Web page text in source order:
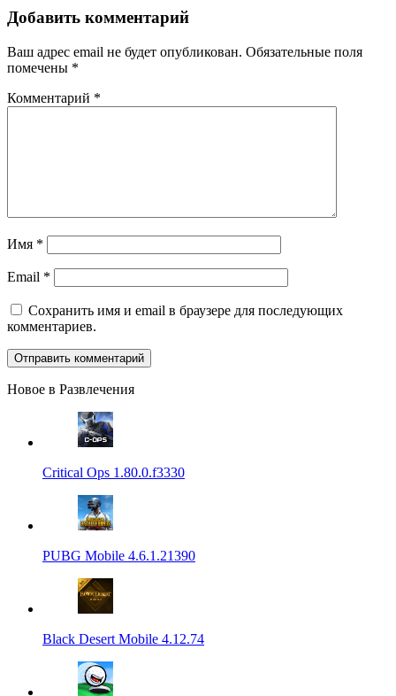
Добавить комментарий
Ваш адрес email не будет опубликован. Обязательные поля
помечены *
Комментарий *
Имя *
Email *
Сохранить имя и email в браузере для последующих
комментариев.
Новое в Развлечения
Critical Ops 1.80.0.f3330
PUBG Mobile 4.6.1.21390
Black Desert Mobile 4.12.74